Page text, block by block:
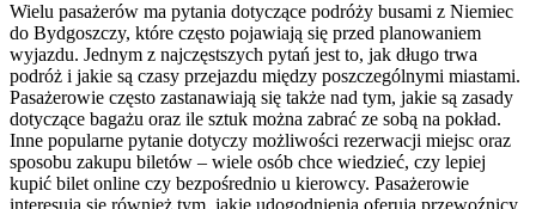
Wielu pasażerów ma pytania dotyczące podróży busami z Niemiec
do Bydgoszczy, które często pojawiają się przed planowaniem
wyjazdu. Jednym z najczęstszych pytań jest to, jak długo trwa
podróż i jakie są czasy przejazdu między poszczególnymi miastami.
Pasażerowie często zastanawiają się także nad tym, jakie są zasady
dotyczące bagażu oraz ile sztuk można zabrać ze sobą na pokład.
Inne popularne pytanie dotyczy możliwości rezerwacji miejsc oraz
sposobu zakupu biletów – wiele osób chce wiedzieć, czy lepiej
kupić bilet online czy bezpośrednio u kierowcy. Pasażerowie